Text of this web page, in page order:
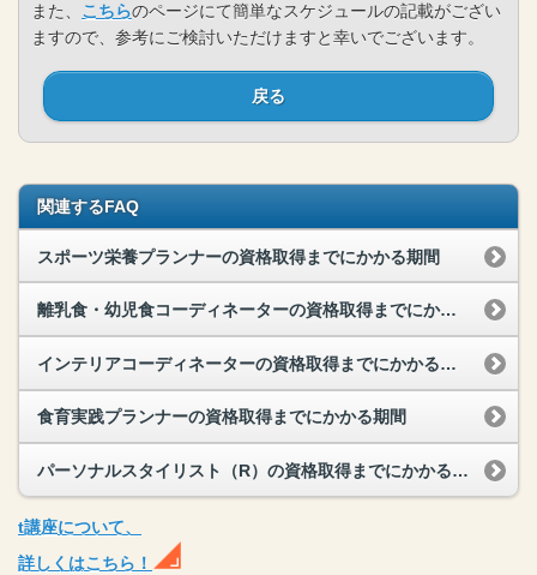
また、 こちらのページにて簡単なスケジュールの記載がござい
ますので、参考にご検討いただけますと幸いでございます。
戻る
関連するFAQ
スポーツ栄養プランナーの資格取得までにかかる期間
離乳食・幼児食コーディネーターの資格取得までにかかる期間
インテリアコーディネーターの資格取得までにかかる期間
食育実践プランナーの資格取得までにかかる期間
パーソナルスタイリスト（R）の資格取得までにかかる期間
t講座について、
詳しくはこちら！